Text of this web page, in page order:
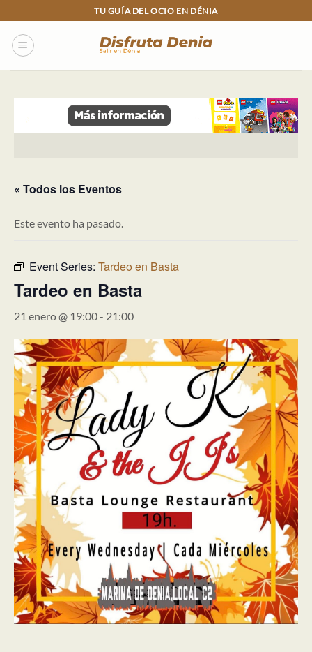
to
content
TU GUÍA DEL OCIO EN DÉNIA
« Todos los Eventos
Este evento ha pasado.
Event Series: Tardeo en Basta
Tardeo en Basta
21 enero @ 19:00- 21:00